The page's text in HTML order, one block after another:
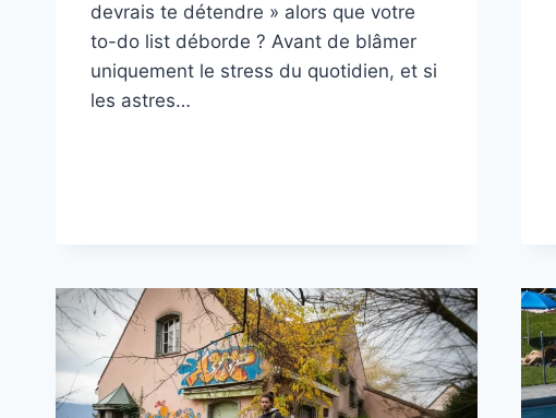
devrais te détendre » alors que votre
to-do list déborde ? Avant de blâmer
uniquement le stress du quotidien, et si
les astres…